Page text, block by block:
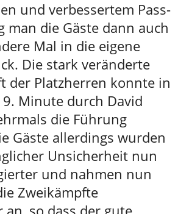
und verbessertem Pass-
man die Gäste dann auch
Mal in die eigene
Die stark veränderte
der Platzherren konnte in
Minute durch David
die Führung
Gäste allerdings wurden
Unsicherheit nun
und nahmen nun
Zweikämpfte